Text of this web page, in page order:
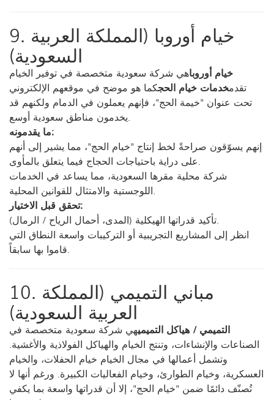
9. خيام أوروبا (المملكة العربية
السعودية)
خيام أوروباهي شركة سعودية متخصصة في توفير الخيام
تقدمخدمات خيام الحجكما هو موضح في موقعهم الإلكتروني
تحت عنوان "خيمة الحج"، فإنهم يعملون في الدمام ولكنهم قد
يخدمون مناطق سعودية أوسع.
ما يقدمونه:
إنهم يسوّقون صراحةً لخط إنتاج "خيام الحج"، مما يشير إلى أنهم
على دراية باحتياجات الحجاج فيما يتعلق بالمأوى.
شركة محلية مقرها السعودية، مما يساعد في الخدمات
اللوجستية والامتثال للقوانين المحلية.
تحقق قبل الاختيار:
تأكيد قدراتها الهيكلية (المدى، أحمال الرياح / الرمال).
انظر إلى المشاريع التجريبية أو التركيبات واسعة النطاق التي
قاموا بها سابقاً.
10. مباني التميمي (المملكة
العربية السعودية)
التميمي / هياكل التميميهي شركة سعودية متخصصة في
الصناعات والإنشاءات، وتنتج الخيام والهياكل الفولاذية والأغشية.
وتشمل أعمالها في مجال الخيام خيام الحفلات، والخيام
العسكرية، وخيام الطوارئ، وخيام الفعاليات الكبيرة. ورغم أنها لا
تُصنّف دائمًا ضمن "خيام الحج"، إلا أن قدراتها واسعة بما يكفي